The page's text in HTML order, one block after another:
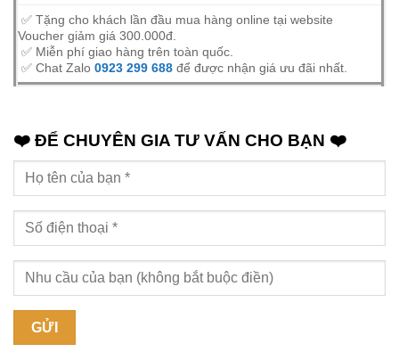
✅ Tặng cho khách lần đầu mua hàng online tại website
Voucher giảm giá 300.000đ.
✅ Miễn phí giao hàng trên toàn quốc.
✅ Chat Zalo 0923 299 688 để được nhận giá ưu đãi nhất.
❤️ ĐỂ CHUYÊN GIA TƯ VẤN CHO BẠN ❤️